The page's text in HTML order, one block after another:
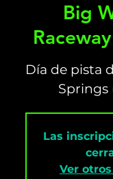
Big
Día de pista
Springs
Las
Ver